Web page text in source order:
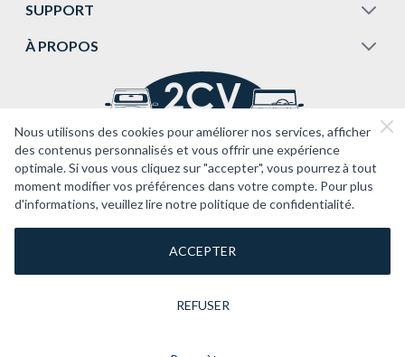
Nous utilisons des cookies pour améliorer nos services, afficher
des contenus personnalisés et vous offrir une expérience
optimale. Si vous vous cliquez sur "accepter", vous pourrez à tout
moment modifier vos préférences dans votre compte. Pour plus
d'informations, veuillez lire notre politique de confidentialité.
ACCEPTER
REFUSER
SUPPORT
À PROPOS